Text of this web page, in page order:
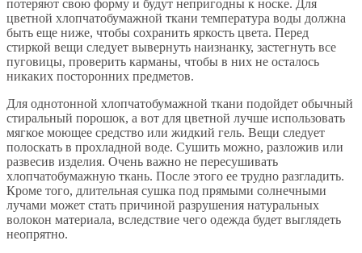
потеряют свою форму и будут непригодны к носке. Для
цветной хлопчатобумажной ткани температура воды должна
быть еще ниже, чтобы сохранить яркость цвета. Перед
стиркой вещи следует вывернуть наизнанку, застегнуть все
пуговицы, проверить карманы, чтобы в них не осталось
никаких посторонних предметов.
Для однотонной хлопчатобумажной ткани подойдет обычный
стиральный порошок, а вот для цветной лучше использовать
мягкое моющее средство или жидкий гель. Вещи следует
полоскать в прохладной воде. Сушить можно, разложив или
развесив изделия. Очень важно не пересушивать
хлопчатобумажную ткань. После этого ее трудно разгладить.
Кроме того, длительная сушка под прямыми солнечными
лучами может стать причиной разрушения натуральных
волокон материала, вследствие чего одежда будет выглядеть
неопрятно.